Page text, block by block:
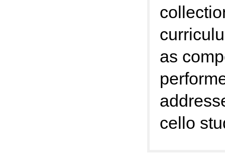
as
cello